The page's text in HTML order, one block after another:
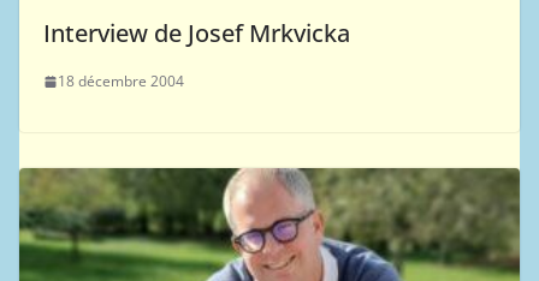
Interview de Josef Mrkvicka
18 décembre 2004